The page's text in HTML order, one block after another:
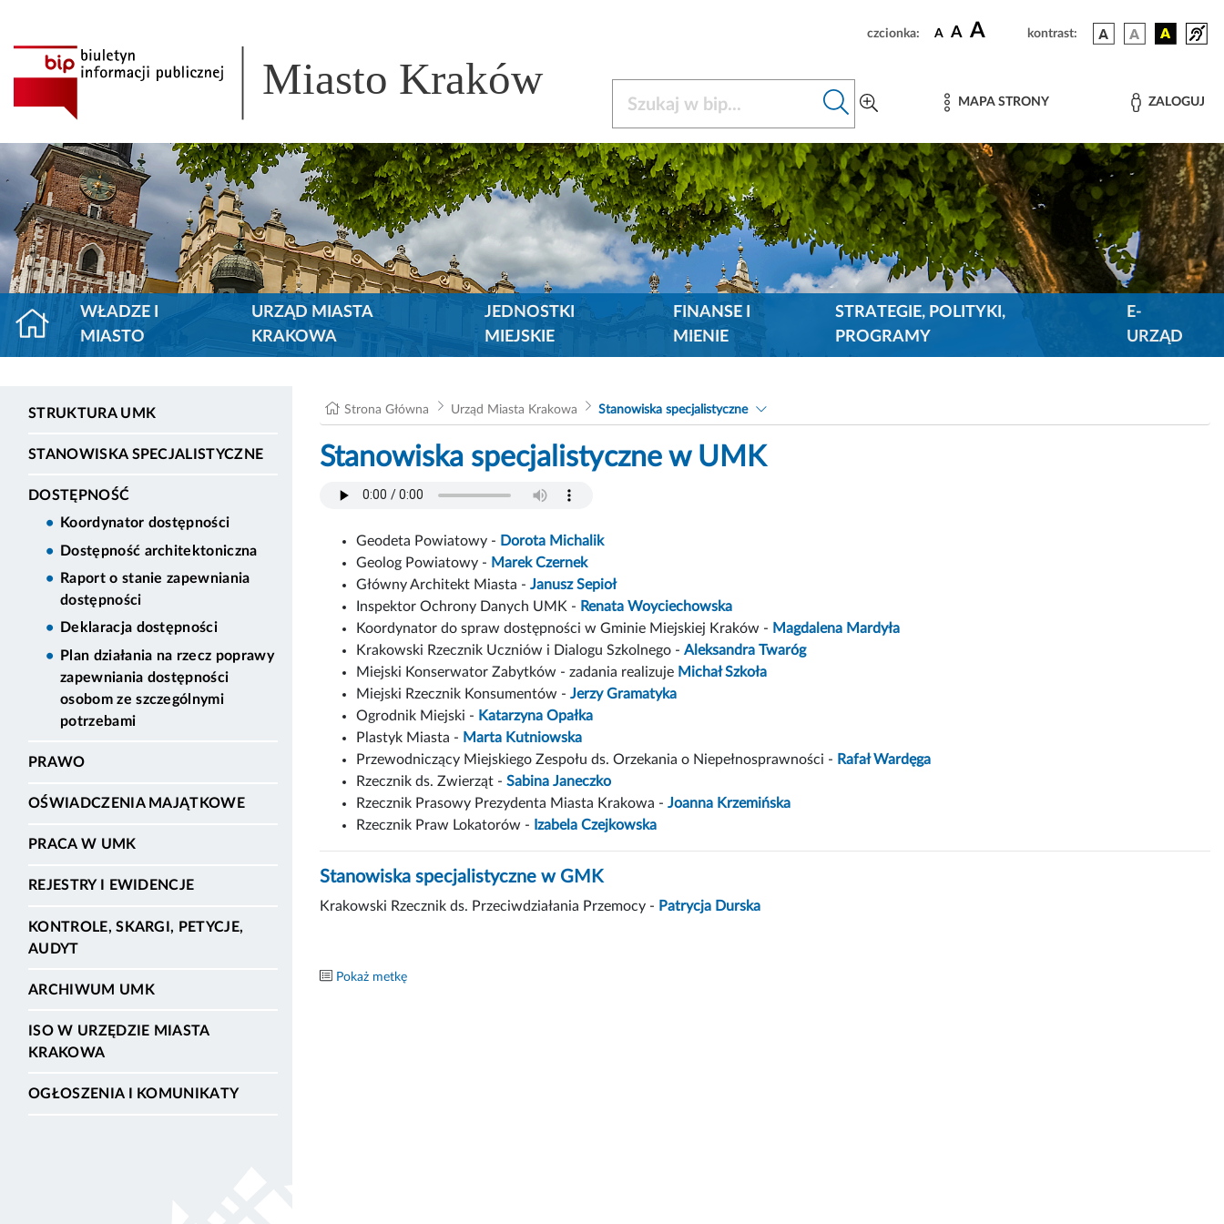
czcionka: A A A kontrast:
Miasto Kraków MAPA STRONY ZALOGUJ
WŁADZE I
MIASTO
URZĄD MIASTA
KRAKOWA
JEDNOSTKI
MIEJSKIE
FINANSE I
MIENIE
STRATEGIE, POLITYKI,
PROGRAMY
E-
URZĄD
STRUKTURA UMK
STANOWISKA SPECJALISTYCZNE
DOSTĘPNOŚĆ
Koordynator dostępności
Dostępność architektoniczna
Raport o stanie zapewniania
dostępności
Deklaracja dostępności
Plan działania na rzecz poprawy
zapewniania dostępności
osobom ze szczególnymi
potrzebami
PRAWO
OŚWIADCZENIA MAJĄTKOWE
PRACA W UMK
REJESTRY I EWIDENCJE
KONTROLE, SKARGI, PETYCJE,
AUDYT
ARCHIWUM UMK
ISO W URZĘDZIE MIASTA
KRAKOWA
OGŁOSZENIA I KOMUNIKATY
Strona Główna Urząd Miasta Krakowa Stanowiska specjalistyczne
Stanowiska specjalistyczne w UMK
Geodeta Powiatowy - Dorota Michalik
Geolog Powiatowy - Marek Czernek
Główny Architekt Miasta - Janusz Sepioł
Inspektor Ochrony Danych UMK - Renata Woyciechowska
Koordynator do spraw dostępności w Gminie Miejskiej Kraków - Magdalena Mardyła
Krakowski Rzecznik Uczniów i Dialogu Szkolnego - Aleksandra Twaróg
Miejski Konserwator Zabytków - zadania realizuje Michał Szkoła
Miejski Rzecznik Konsumentów - Jerzy Gramatyka
Ogrodnik Miejski - Katarzyna Opałka
Plastyk Miasta - Marta Kutniowska
Przewodniczący Miejskiego Zespołu ds. Orzekania o Niepełnosprawności - Rafał Wardęga
Rzecznik ds. Zwierząt - Sabina Janeczko
Rzecznik Prasowy Prezydenta Miasta Krakowa - Joanna Krzemińska
Rzecznik Praw Lokatorów - Izabela Czejkowska
Stanowiska specjalistyczne w GMK
Krakowski Rzecznik ds. Przeciwdziałania Przemocy - Patrycja Durska
Pokaż metkę